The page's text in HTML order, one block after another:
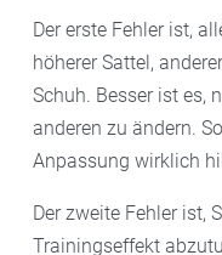
Der erste Fehler ist,
höherer Sattel,
Schuh. Besser ist es,
anderen zu ändern.
Anpassung wirklich
Der zweite Fehler ist,
Trainingseffekt